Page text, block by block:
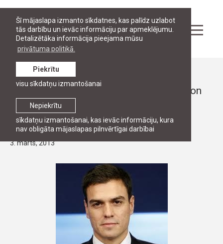
Šī mājaslapa izmanto sīkdatnes, kas palīdz uzlabot
tās darbību un ievāc informāciju par apmeklējumu.
Detalizētāka informācija pieejama mūsu
privātuma politikā.
Nepiekrītu
sīkdatņu izmantošanai, kas ievāc informāciju, kura
nav obligāta mājaslapas pilnvērtīgai darbībai
Piekrītu
visu sīkdatņu izmantošanai
Ziņas
Profesora Pedro Sanchez Perez-Castejon
vieslekcijas Ekonomiskās un
komercdiplomātijas kursā
3. marts, 2013